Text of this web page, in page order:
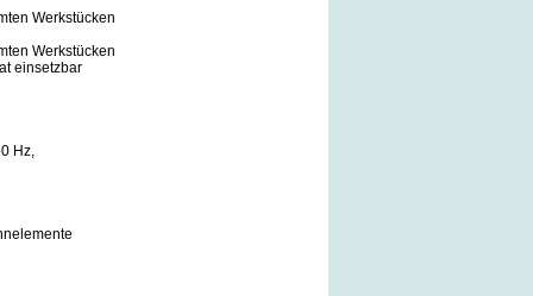
Werkstücken
Werkstücken
einsetzbar
Hz,